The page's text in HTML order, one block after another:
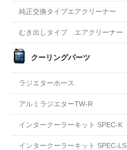
純正交換タイプエアクリーナー
むき出しタイプ エアクリーナー
クーリングパーツ
ラジエターホース
アルミラジエターTW-R
インタークーラーキット SPEC-K
インタークーラーキット SPEC-LS